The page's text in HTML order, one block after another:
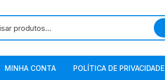
MINHA CONTA POLÍTICA DE PRIVACIDADE